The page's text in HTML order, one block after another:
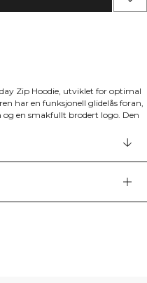
Zip Hoodie, utviklet for optimal
har en funksjonell glidelås foran,
en smakfullt brodert logo. Den
valg til ethvert uformelt antrekk.